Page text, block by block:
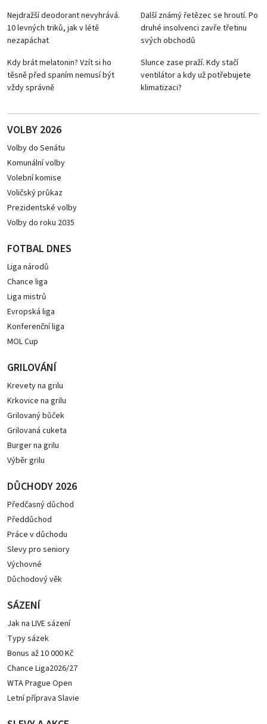
Nejdražší deodorant nevyhrává.
10 levných triků, jak v létě
nezapáchat
Další známý řetězec se hroutí. Po
druhé insolvenci zavře třetinu
svých obchodů
Kdy brát melatonin? Vzít si ho
těsně před spaním nemusí být
vždy správně
Slunce zase praží. Kdy stačí
ventilátor a kdy už potřebujete
klimatizaci?
VOLBY 2026
Volby do Senátu
Komunální volby
Volební komise
Voličský průkaz
Prezidentské volby
Volby do roku 2035
FOTBAL DNES
Liga národů
Chance liga
Liga mistrů
Evropská liga
Konferenční liga
MOL Cup
GRILOVÁNÍ
Krevety na grilu
Krkovice na grilu
Grilovaný bůček
Grilovaná cuketa
Burger na grilu
Výběr grilu
DŮCHODY 2026
Předčasný důchod
Předdůchod
Práce v důchodu
Slevy pro seniory
Výchovné
Důchodový věk
SÁZENÍ
Jak na LIVE sázení
Typy sázek
Bonus až 10 000 Kč
Chance Liga2026/27
WTA Prague Open
Letní příprava Slavie